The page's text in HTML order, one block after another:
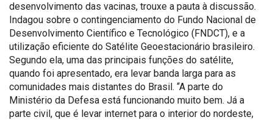
desenvolvimento das vacinas, trouxe a pauta à discussão.
Indagou sobre o contingenciamento do Fundo Nacional de
Desenvolvimento Científico e Tecnológico (FNDCT), e a
utilização eficiente do Satélite Geoestacionário brasileiro.
Segundo ela, uma das principais funções do satélite,
quando foi apresentado, era levar banda larga para as
comunidades mais distantes do Brasil. “A parte do
Ministério da Defesa está funcionando muito bem. Já a
parte civil, que é levar internet para o interior do nordeste,